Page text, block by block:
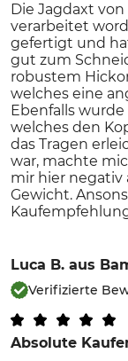
Die Jagdaxt
verarbeitet
gefertigt und
gut zum
robustem
welches eine
Ebenfalls
welches den
das Tragen
war, machte
mir hier negativ
Gewicht.
Luca B. aus
Verifizierte
Absolute